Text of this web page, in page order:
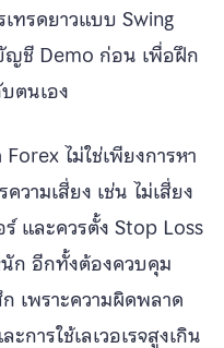
ทรดยาวแบบ Swing
ชี Demo ก่อน เพื่อฝึก
ตนเอง
ไม่ใช่เพียงการหา
วามเสี่ยง เช่น ไม่เสี่ยง
และควรตั้ง Stop Loss
ก อีกทั้งต้องควบคุม
เพราะความผิดพลาด
การใช้เลเวอเรจสูงเกิน